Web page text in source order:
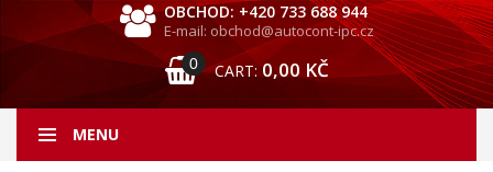
produkty
OBCHOD: +420 733 688 944
E-mail: obchod@autocont-ipc.cz
0 CART: 0,00 KČ
MENU